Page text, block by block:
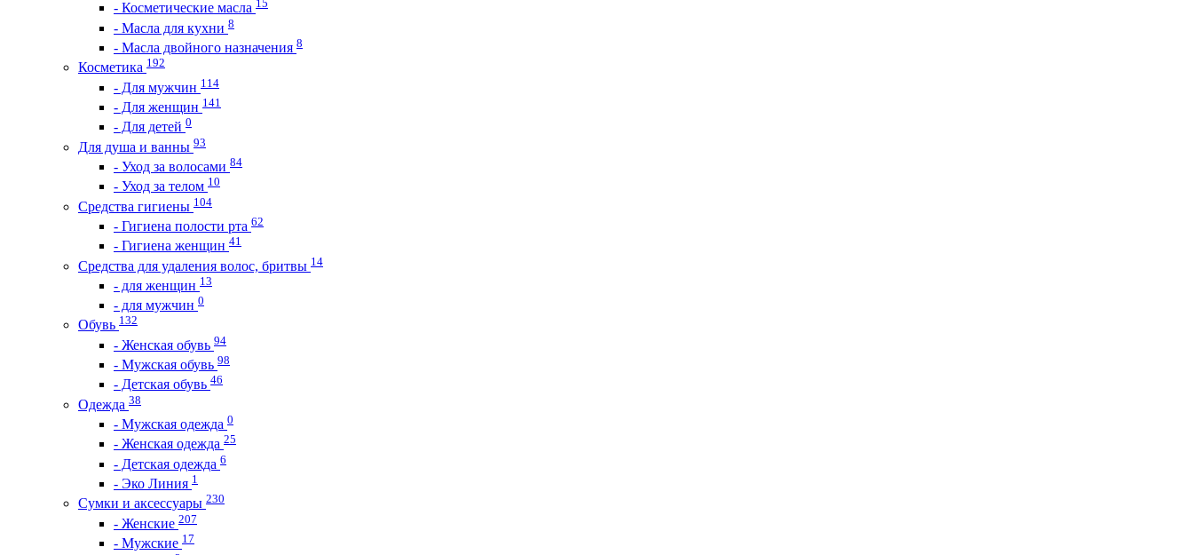
- Косметические масла 15
- Масла для кухни 8
- Масла двойного назначения 8
Косметика 192
- Для мужчин 114
- Для женщин 141
- Для детей 0
Для душа и ванны 93
- Уход за волосами 84
- Уход за телом 10
Средства гигиены 104
- Гигиена полости рта 62
- Гигиена женщин 41
Средства для удаления волос, бритвы 14
- для женщин 13
- для мужчин 0
Обувь 132
- Женская обувь 94
- Мужская обувь 98
- Детская обувь 46
Одежда 38
- Мужская одежда 0
- Женская одежда 25
- Детская одежда 6
- Эко Линия 1
Сумки и аксессуары 230
- Женские 207
- Мужские 17